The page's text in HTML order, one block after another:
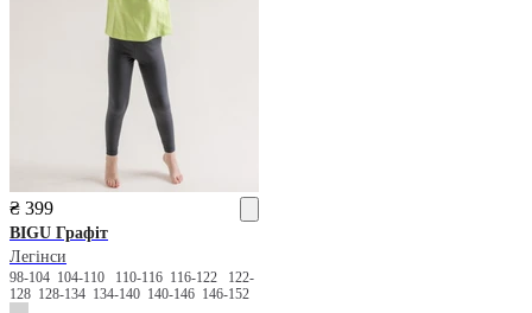
₴ 399
BIGU Графіт
Легінси
98-104 104-110 110-116 116-122 122-
128 128-134 134-140 140-146 146-152